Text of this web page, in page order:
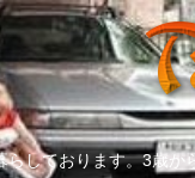
しております。3歳